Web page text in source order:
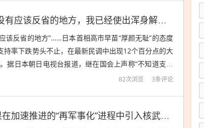
支持率暴跌，高市声称：“我没有应该反省的地方，我已经使出浑身解数尽可能地兑现选举时的政策承诺”
该反省的地方”……日本首相高市早苗“厚颜无耻”的态度
率下跌势头不止，在最新民调中出现12个百分点的大
据日本朝日电视台报道，继在国会上声称“不知道支持
日...
82次浏览 3条评论
俄外交部发出警告：日本如果在加速推进的“再军事化”进程中引入核武器，不仅将给俄国家安全带来威胁和挑战，也危害整个地区的稳定